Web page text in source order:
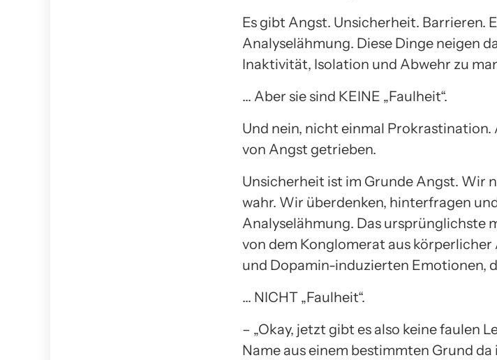
Es gibt Angst. Unsicherheit. Barrieren.
Analyselähmung. Diese Dinge neigen
Inaktivität, Isolation und Abwehr zu
… Aber sie sind KEINE „Faulheit“.
Und nein, nicht einmal Prokrastination.
von Angst getrieben.
Unsicherheit ist im Grunde Angst. Wir
wahr. Wir überdenken, hinterfragen
Analyselähmung. Das ursprünglichste
von dem Konglomerat aus
und Dopamin-induzierten Emotionen,
… NICHT „Faulheit“.
– „Okay, jetzt gibt es also keine faulen
Name aus einem bestimmten Grund da